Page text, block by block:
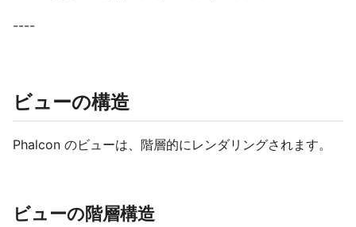
----
ビューの構造
Phalcon のビューは、階層的にレンダリングされます。
ビューの階層構造